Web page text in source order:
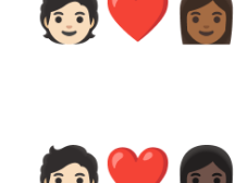
🧑🏻‍❤️‍👩🏾